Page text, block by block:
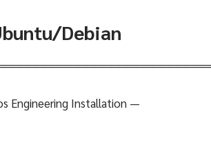
Debian
Engineering Installation —